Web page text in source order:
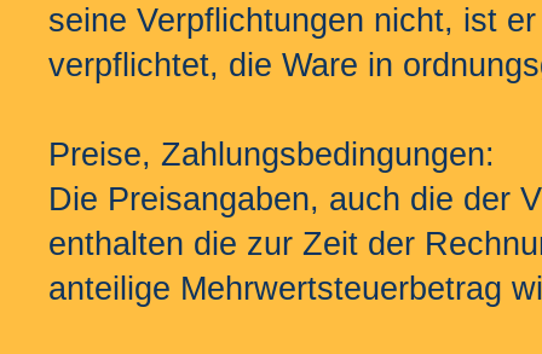
seine Verpflichtungen nicht, ist
verpflichtet, die Ware in
Preise, Zahlungsbedingungen:
Die Preisangaben, auch die der
enthalten die zur Zeit der
anteilige Mehrwertsteuerbetrag